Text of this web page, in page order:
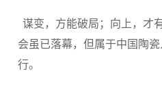
谋变，方能破局；向上，才
会虽已落幕，但属于中国陶
行。